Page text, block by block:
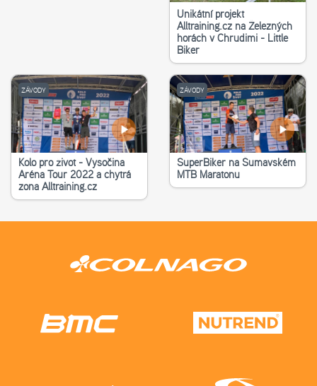
Unikátní projekt
Alltraining.cz na Železných
horách v Chrudimi - Little
Biker
ZÁVODY
Kolo pro život - Vysočina
Aréna Tour 2022 a chytrá
zona Alltraining.cz
ZÁVODY
SuperBiker na Šumavském
MTB Maratonu